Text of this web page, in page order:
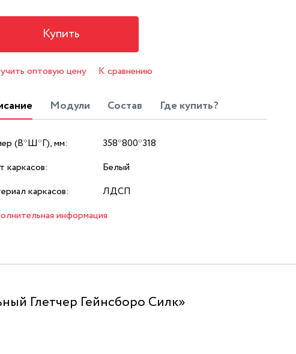
Купить
оптовую цену К сравнению
Модули Состав Где купить?
(В*Ш*Г), мм:
358*800*318
каркасов:
Белый
каркасов:
ЛДСП
информация
Глетчер Гейнсборо Силк»